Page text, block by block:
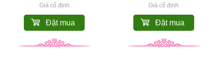
Giá cố định
Đặt mua
Giá cố định
Đặt mua